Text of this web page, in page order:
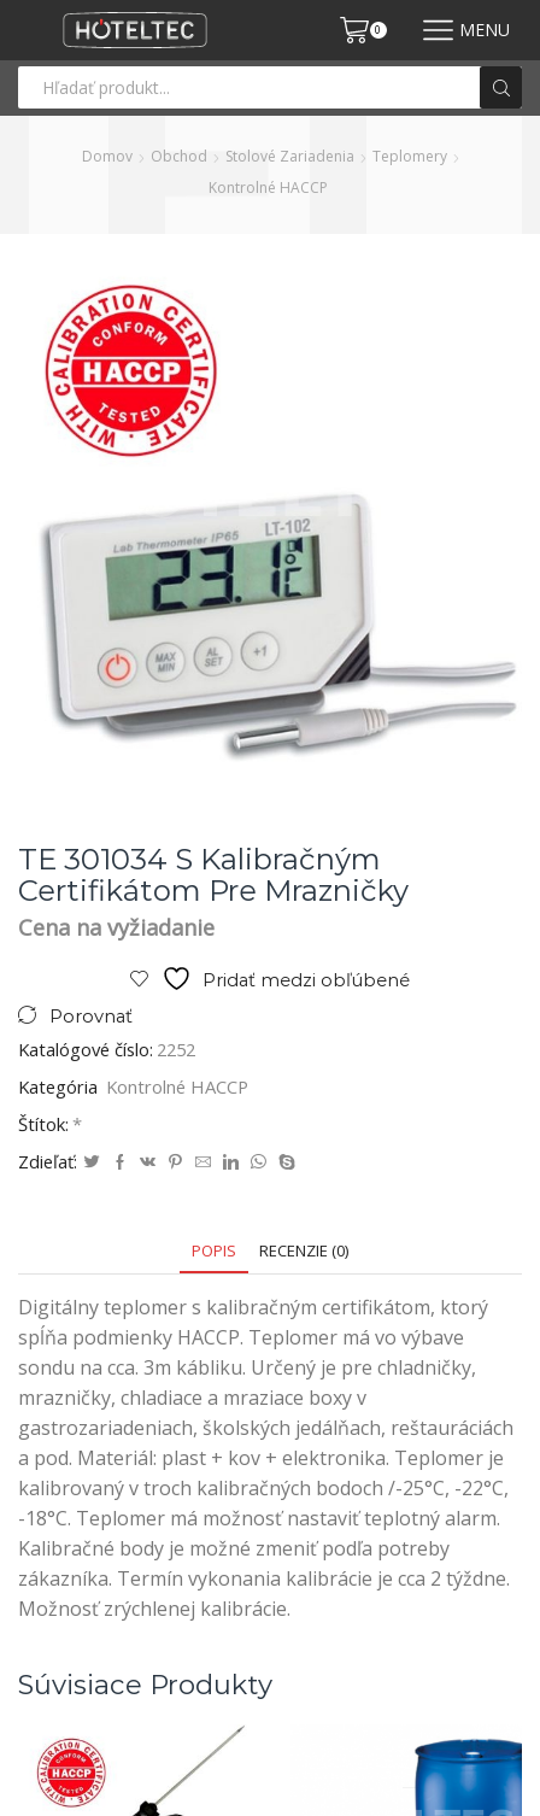
0 MENU
Domov Obchod Stolové Zariadenia
Teplomery
Kontrolné HACCP
TE 301034 S Kalibračným
Certifikátom Pre Mrazničky
Cena na vyžiadanie
Pridať medzi obľúbené
Porovnať
Katalógové číslo: 2252
Kategória Kontrolné HACCP
Štítok: *
Zdieľať:
POPIS RECENZIE (0)
Digitálny teplomer s kalibračným certifikátom, ktorý
spĺňa podmienky HACCP. Teplomer má vo výbave
sondu na cca. 3m kábliku. Určený je pre chladničky,
mrazničky, chladiace a mraziace boxy v
gastrozariadeniach, školských jedálňach, reštauráciách
a pod. Materiál: plast + kov + elektronika. Teplomer je
kalibrovaný v troch kalibračných bodoch /-25°C, -22°C,
-18°C. Teplomer má možnosť nastaviť teplotný alarm.
Kalibračné body je možné zmeniť podľa potreby
zákazníka. Termín vykonania kalibrácie je cca 2 týždne.
Možnosť zrýchlenej kalibrácie.
Súvisiace Produkty